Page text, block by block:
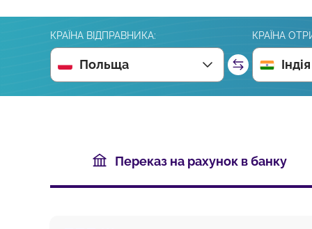
КРАЇНА ВІДПРАВНИКА:
Польща
КРАЇНА
Індія
Переказ на рахунок в банку